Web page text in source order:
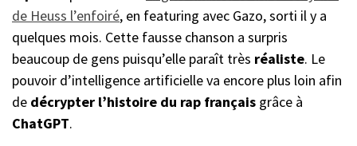
de Heuss l’enfoiré, en featuring avec Gazo, sorti il y a
quelques mois. Cette fausse chanson a surpris
beaucoup de gens puisqu’elle paraît très réaliste. Le
pouvoir d’intelligence artificielle va encore plus loin afin
de décrypter l’histoire du rap français grâce à
ChatGPT.